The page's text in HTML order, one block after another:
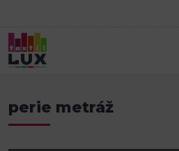
Úvod
perie metráž